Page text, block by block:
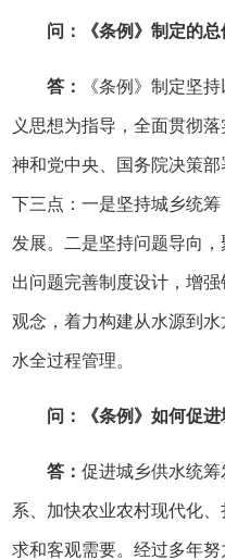
问：《条例》制定的总
答： 《条例》制定坚
义思想为指导，全面贯彻
神和党中央、国务院决策
下三点：一是坚持城乡统
发展。二是坚持问题导向
出问题完善制度设计，增
观念，着力构建从水源到
水全过程管理。
问：《条例》如何促
答：促进城乡供水统
系、加快农业农村现代化
求和客观需要。经过多年